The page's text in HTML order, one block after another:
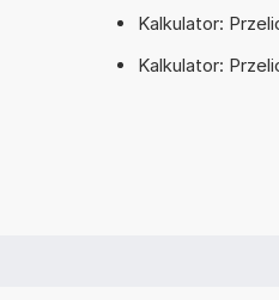
Kalkulator:
Kalkulator: